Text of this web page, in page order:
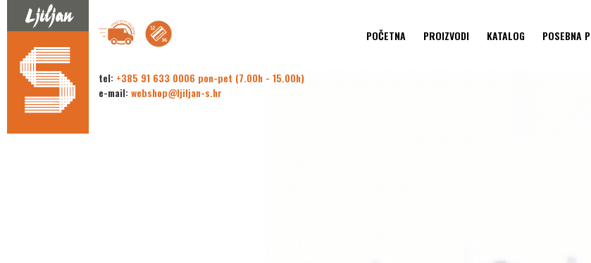
tel: +385 91 633 0006 pon-pet (7.00h - 15.00h)
e-mail: webshop@ljiljan-s.hr
POČETNA PROIZVODI KATALOG POSEBNA